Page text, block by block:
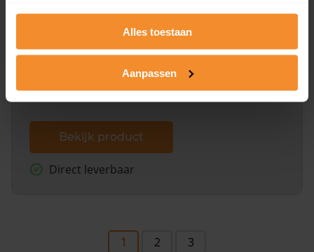
Alles toestaan
Aanpassen
Alleen globale ligging perceel
omliggende percelen met de kadastrale erfgrenzen,
dit inclusief de luchtfoto!
Bekijk product
Direct leverbaar
1 2 3